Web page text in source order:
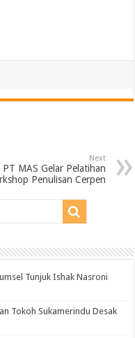
Next
PT MAS Gelar Pelatihan
Penulisan Cerpen
Tunjuk Ishak Nasroni
Tokoh Sukamerindu Desak